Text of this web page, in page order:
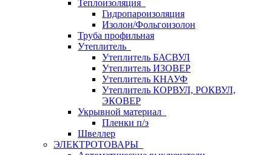
Теплоизоляция
Гидропароизоляция
Изолон/Фольгоизолон
Труба профильная
Утеплитель
Утеплитель БАСВУЛ
Утеплитель ИЗОВЕР
Утеплитель КНАУФ
Утеплитель КОРВУЛ, РОКВУЛ,
ЭКОВЕР
Укрывной материал
Пленки п/э
Швеллер
ЭЛЕКТРОТОВАРЫ